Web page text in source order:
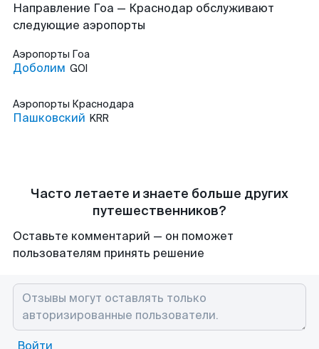
Направление Гоа — Краснодар обслуживают
следующие аэропорты
Аэропорты Гоа
Доболим GOI
Аэропорты Краснодара
Пашковский KRR
Часто летаете и знаете больше других
путешественников?
Оставьте комментарий — он поможет
пользователям принять решение
Войти